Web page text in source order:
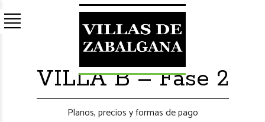
VILLA B – Fase 2
Planos, precios y formas de pago